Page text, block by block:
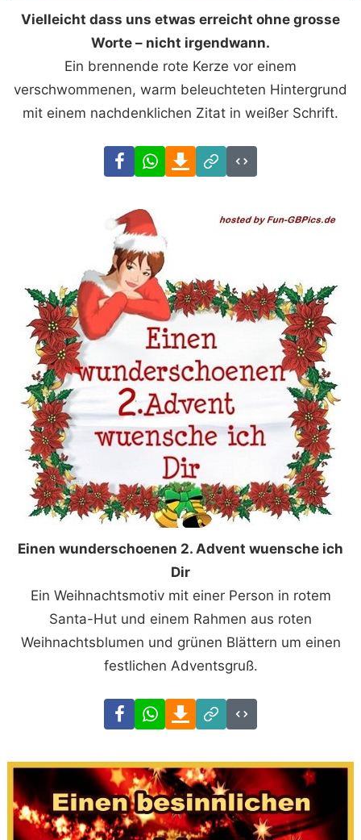
Vielleicht dass uns etwas erreicht ohne grosse
Worte – nicht irgendwann.
Ein brennende rote Kerze vor einem
verschwommenen, warm beleuchteten Hintergrund
mit einem nachdenklichen Zitat in weißer Schrift.
FacebookWhatsAppDownload
Link
Code
Einen wunder­schoenen 2. Advent wuensche ich
Dir
Ein Weihnachtsmotiv mit einer Person in rotem
Santa-Hut und einem Rahmen aus roten
Weihnachtsblumen und grünen Blättern um einen
festlichen Adventsgruß.
FacebookWhatsAppDownload
Link
Code